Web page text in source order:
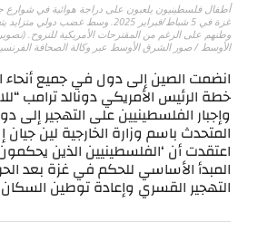
أطفال فلسطينيون يلعبون على دراجة هوائية في شوارع
غزة في 5 شباط/فبراير 2025. وسط غضب
وطنهم على الرغم من المقترحات الأمريكية للنزوح.
الأوسط / صور الشرق الأوسط عبر وكالة الصحافة
انضمت الصين إلى دول في جميع
خطة الرئيس الأمريكي دونالد ترامب
وإجبار الفلسطينيين على التهجير إلى
المتحدث باسم وزارة الخارجية لين جيان
اعتقدت أن ‘الفلسطينيين الذين
المبدأ الأساسي للحكم في غزة بعد
التهجير القسري وإعادة توطين